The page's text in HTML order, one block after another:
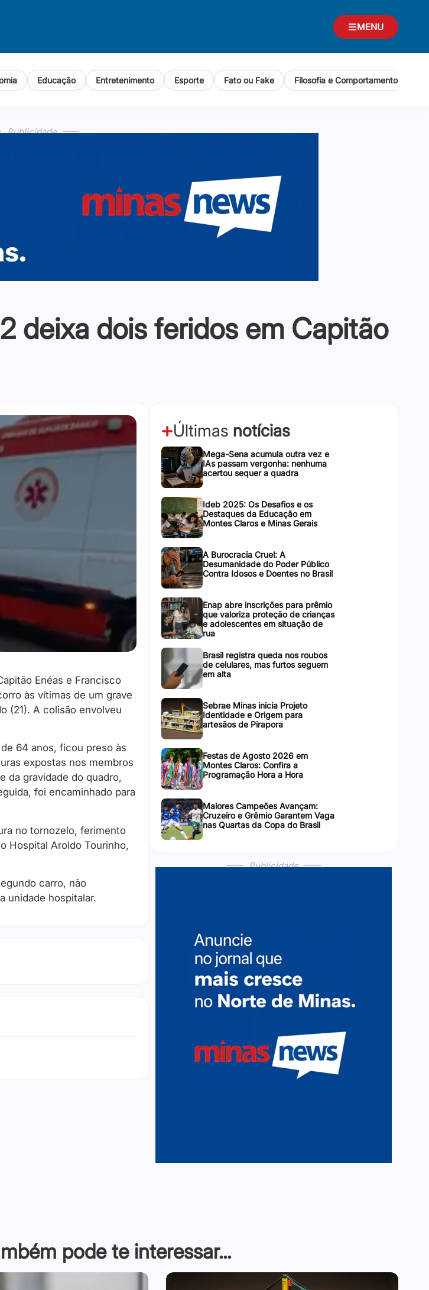
MENU
Educação Entretenimento Esporte Fato ou Fake Filosofia e Comportamento
Publicidade
deixa dois feridos em Capitão
Enéas e Francisco
às vítimas de um grave
(21). A colisão envolveu
64 anos, ficou preso às
expostas nos membros
da gravidade do quadro,
foi encaminhado para
no tornozelo, ferimento
Hospital Aroldo Tourinho,
carro, não
unidade hospitalar.
Últimas notícias
Mega-Sena acumula outra vez e
IAs passam vergonha: nenhuma
acertou sequer a quadra
Ideb 2025: Os Desafios e os
Destaques da Educação em
Montes Claros e Minas Gerais
A Burocracia Cruel: A
Desumanidade do Poder Público
Contra Idosos e Doentes no Brasil
Enap abre inscrições para prêmio
que valoriza proteção de crianças
e adolescentes em situação de
rua
Brasil registra queda nos roubos
de celulares, mas furtos seguem
em alta
Sebrae Minas inicia Projeto
Identidade e Origem para
artesãos de Pirapora
Festas de Agosto 2026 em
Montes Claros: Confira a
Programação Hora a Hora
Maiores Campeões Avançam:
Cruzeiro e Grêmio Garantem Vaga
nas Quartas da Copa do Brasil
Publicidade
pode te interessar...